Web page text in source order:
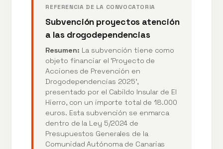
REFERENCIA DE LA CONVOCATORIA
Subvención proyectos atención
a las drogodependencias
Resumen: La subvención tiene como
objeto financiar el ‘Proyecto de
Acciones de Prevención en
Drogodependencias 2025’,
presentado por el Cabildo Insular de El
Hierro, con un importe total de 18.000
euros. Esta subvención se enmarca
dentro de la Ley 5/2024 de
Presupuestos Generales de la
Comunidad Autónoma de Canarias